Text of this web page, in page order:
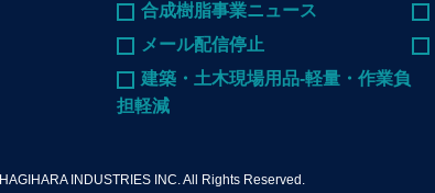
合成樹脂事業ニュース
メール配信停止
建築・土木現場用品-軽量・作業負
担軽減
HAGIHARA INDUSTRIES INC.All Rights Reserved.